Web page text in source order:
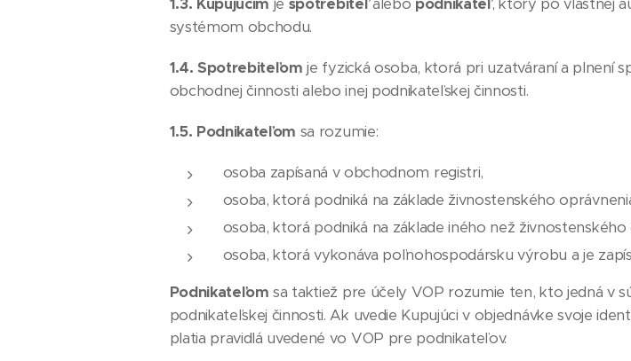
1.3. Kupujúcim je spotrebiteľalebo podnikateľ, ktorý po vlastnej
systémom obchodu.
1.4. Spotrebiteľom je fyzická osoba, ktorá pri uzatváraní a plnení
obchodnej činnosti alebo inej podnikateľskej činnosti.
1.5. Podnikateľom sa rozumie:
osoba zapísaná v obchodnom registri,
osoba, ktorá podniká na základe živnostenského
osoba, ktorá podniká na základe iného než
osoba, ktorá vykonáva poľnohospodársku výrobu a je
Podnikateľom sa taktiež pre účely VOP rozumie ten, kto jedná v
podnikateľskej činnosti. Ak uvedie Kupujúci v objednávke svoje
platia pravidlá uvedené vo VOP pre podnikateľov.